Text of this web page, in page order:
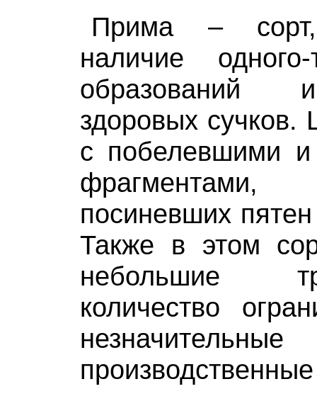
Прима –
наличие
образований
здоровых сучков.
с побелевшими и
посиневших
Также в этом
небольшие
количество
незначительные